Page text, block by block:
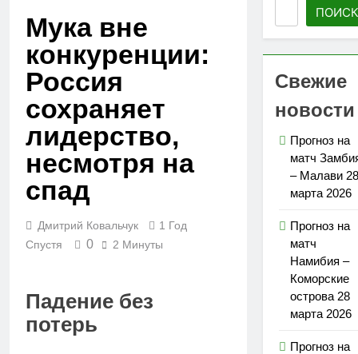
Мука вне
конкуренции:
Россия
сохраняет
лидерство,
несмотря на
спад
Дмитрий Ковальчук
1 Год
Спустя
0 2 Минуты
Падение без
потерь
ПОИСК
Свежие
новости
Прогноз на
матч
– Малави 28
марта 2026
Прогноз на
матч
Намибия –
Коморские
острова 28
марта 2026
Прогноз на